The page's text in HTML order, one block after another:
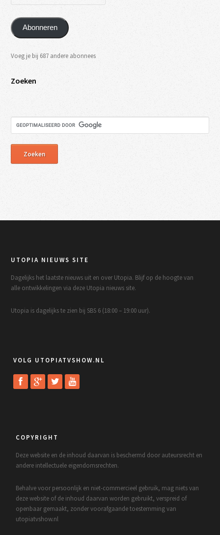
Abonneren
Voeg je bij 687 andere abonnees
Zoeken
UTOPIA NIEUWS SITE
Dagelijks het laatste nieuws uit en over Utopia. Blijf op de hoogte van
alle ontwikkelingen via deze Utopia nieuws site.
Utopia is dagelijks te zien bij SBS 6 (18:00 – 19:00 uur).
VOLG UTOPIATVSHOW.NL
COPYRIGHT
Deze website en de inhoud daarvan is beschermd door auteursrecht en
andere intellectuele eigendomsrechten.
Behalve voor persoonlijk en niet-commercieel gebruik, mag niets van
deze website of de inhoud daarvan worden gebruikt, verspreid of
openbaar gemaakt, zonder voorafgaande toestemming van
utopiatvshow.nl